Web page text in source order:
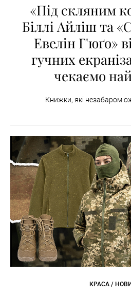
«Під скляним
Біллі Айліш та
Евелін Г'юґо»
гучних
чекаємо
Книжки, які незабаром
КРАСА /